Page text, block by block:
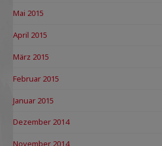
Mai 2015
April 2015
März 2015
Februar 2015
Januar 2015
Dezember 2014
November 2014